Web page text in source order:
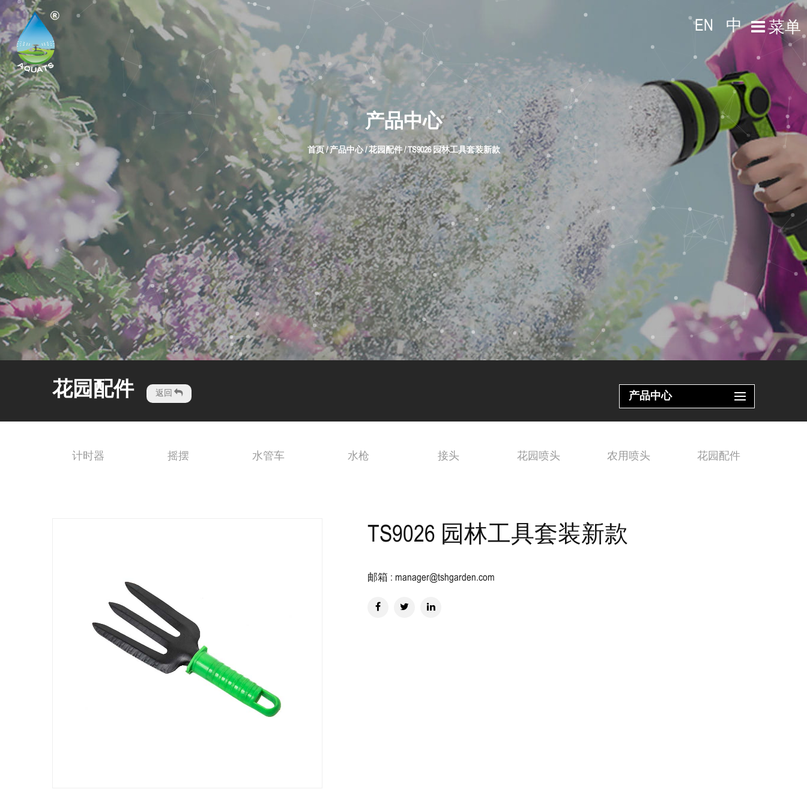
EN 中 菜单
产品中心
首页/产品中心/花园配件/TS9026 园林工具套装新款
花园配件 返回 产品中心
计时器 摇摆 水管车 水枪 接头 花园喷头 农用喷头 花园配件
TS9026 园林工具套装新款
邮箱 : manager@tshgarden.com